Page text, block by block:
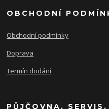
OBCHODNÍ
Obchodní podmínky
Doprava
Termín dodání
PŮJČOVNA,